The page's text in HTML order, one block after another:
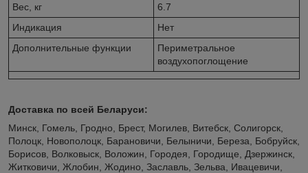
Вес, кг
6.7
Индикация
Нет
Дополнительные функции
Периметральное
воздухопоглощение
Доставка по всей Беларуси:
Минск, Гомель, Гродно, Брест, Могилев, Витебск, Солигорск,
Полоцк, Новополоцк, Барановичи, Белыничи, Береза, Бобруйск,
Борисов, Волковыск, Воложин, Городея, Городище, Дзержинск,
Житковичи, Жлобин, Жодино, Заславль, Зельва, Ивацевичи,